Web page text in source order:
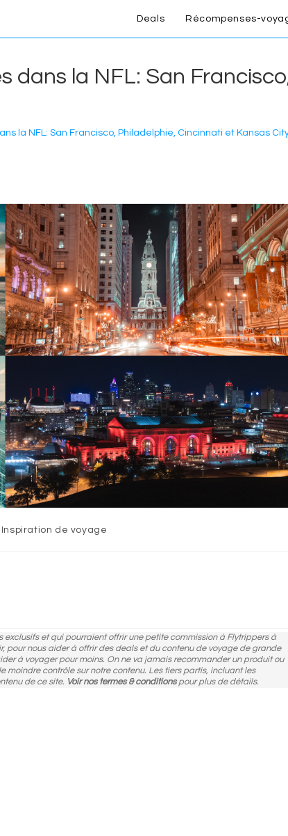
Deals Récompenses-
dans la NFL: San
la NFL: San Francisco, Philadelphie, Cincinnati et Kansas
Inspiration de voyage
et qui pourraient offrir une petite commission à Flytrippers à
pour nous aider à offrir des deals et du contenu de voyage de grande
à voyager pour moins. On ne va jamais recommander un produit ou
contrôle sur notre contenu. Les tiers partis, incluant les
de ce site. Voir nos termes & conditionspour plus de détails.